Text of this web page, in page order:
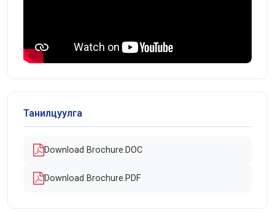
Танилцуулга
Download Brochure.DOC
Download Brochure.PDF